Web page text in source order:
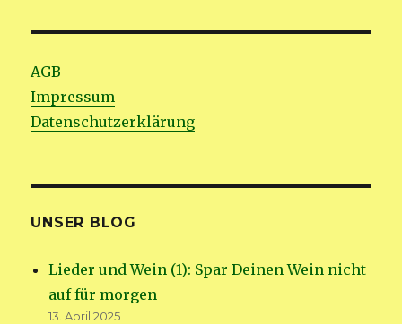
AGB
Impressum
Datenschutzerklärung
UNSER BLOG
Lieder und Wein (1): Spar Deinen Wein nicht
auf für morgen
13. April 2025